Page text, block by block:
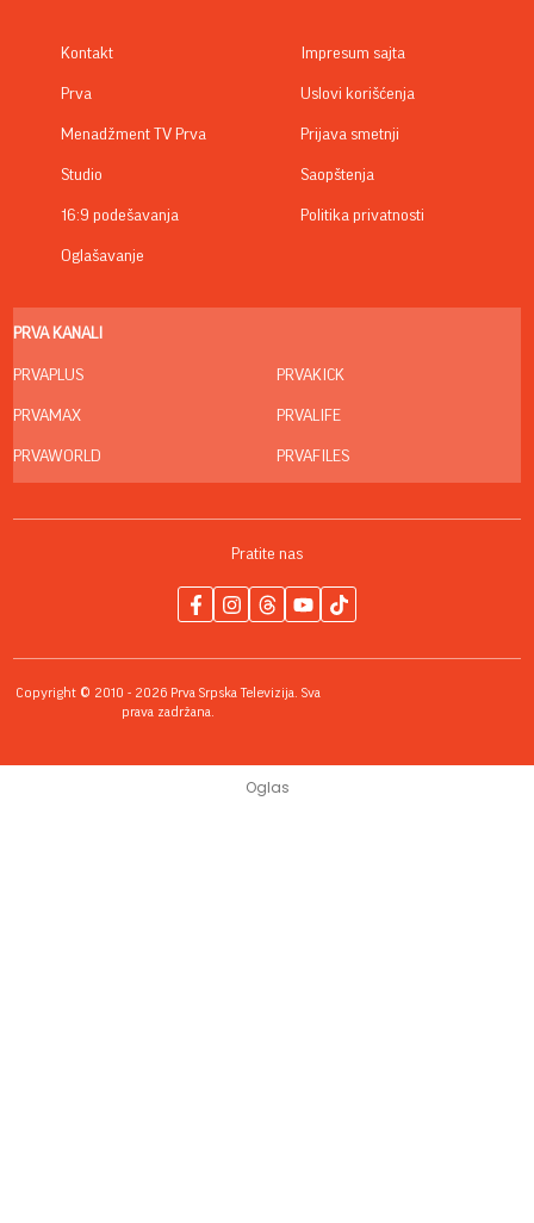
Kontakt
Prva
Menadžment TV Prva
Studio
16:9 podešavanja
Oglašavanje
Impresum sajta
Uslovi korišćenja
Prijava smetnji
Saopštenja
Politika privatnosti
PRVA KANALI
PRVAPLUS
PRVAMAX
PRVAWORLD
PRVAKICK
PRVALIFE
PRVAFILES
Pratite nas
Copyright © 2010 - 2026 Prva Srpska Televizija. Sva
prava zadržana.